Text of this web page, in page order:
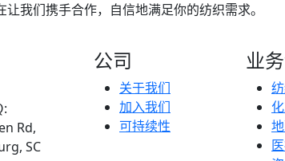
我们携手合作，自信地满足你的纺织需求。
Rd,
SC
公司
关于我们
加入我们
可持续性
业